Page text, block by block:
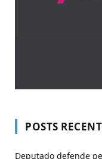
POSTS
Deputado defende